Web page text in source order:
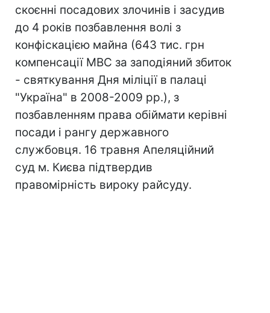
скоєнні посадових злочинів і засудив
до 4 років позбавлення волі з
конфіскацією майна (643 тис. грн
компенсації МВС за заподіяний збиток
- святкування Дня міліції в палаці
"Україна" в 2008-2009 рр.), з
позбавленням права обіймати керівні
посади і рангу державного
службовця. 16 травня Апеляційний
суд м. Києва підтвердив
правомірність вироку райсуду.